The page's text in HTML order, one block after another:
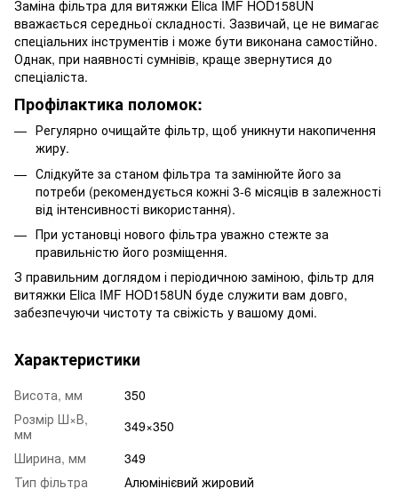
Заміна фільтра для витяжки Elica IMF HOD158UN
вважається середньої складності. Зазвичай, це не вимагає
спеціальних інструментів і може бути виконана самостійно.
Однак, при наявності сумнівів, краще звернутися до
спеціаліста.
Профілактика поломок:
Регулярно очищайте фільтр, щоб уникнути накопичення
жиру.
Слідкуйте за станом фільтра та замінюйте його за
потреби (рекомендується кожні 3-6 місяців в залежності
від інтенсивності використання).
При установці нового фільтра уважно стежте за
правильністю його розміщення.
З правильним доглядом і періодичною заміною, фільтр для
витяжки Elica IMF HOD158UN буде служити вам довго,
забезпечуючи чистоту та свіжість у вашому домі.
Характеристики
Висота, мм
350
Розмір Ш×В,
мм
349×350
Ширина, мм
349
Тип фільтра
Алюмінієвий жировий